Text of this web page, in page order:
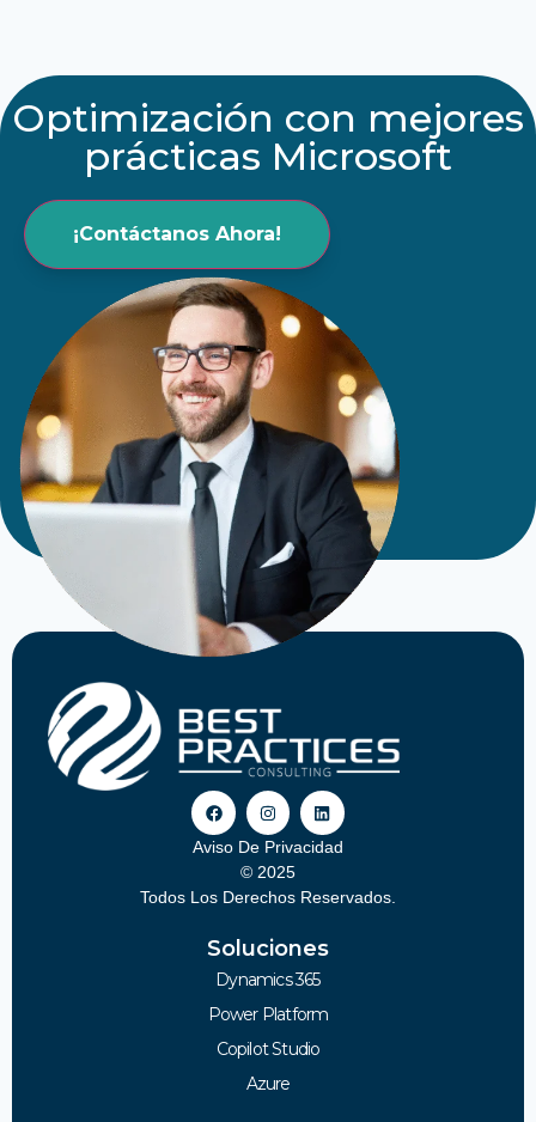
Optimización con mejores
prácticas Microsoft
¡Contáctanos Ahora!
Aviso De Privacidad
© 2025
Todos Los Derechos Reservados.
Soluciones
Dynamics 365
Power Platform
Copilot Studio
Azure